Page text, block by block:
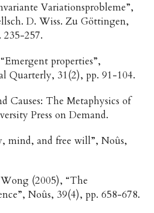
Variationsprobleme”,
D. Wiss. Zu Göttingen,
235-257.
properties”,
Quarterly, 31(2), pp. 91-104.
Causes: The Metaphysics of
Press on Demand.
mind, and free will”, Noûs,
(2005), “The
Noûs, 39(4), pp. 658-678.